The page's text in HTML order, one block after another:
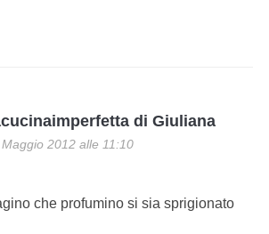
di Giuliana
2012 alle 11:10
che profumino si sia sprigionato